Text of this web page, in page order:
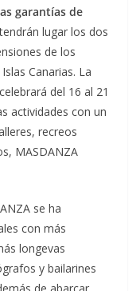
garantías de
lugar los dos
de los
Canarias. La
del 16 al 21
actividades con un
recreos
MASDANZA
se ha
con más
longevas
y bailarines